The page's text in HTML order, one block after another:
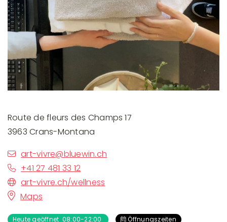
Route de fleurs des Champs 17
3963 Crans-Montana
art-vivre@bluewin.ch
+41 27 481 33 12
art-vivre.ch/wellness
Maps
Heute geöffnet 08:00-22:00 Öffnungszeiten